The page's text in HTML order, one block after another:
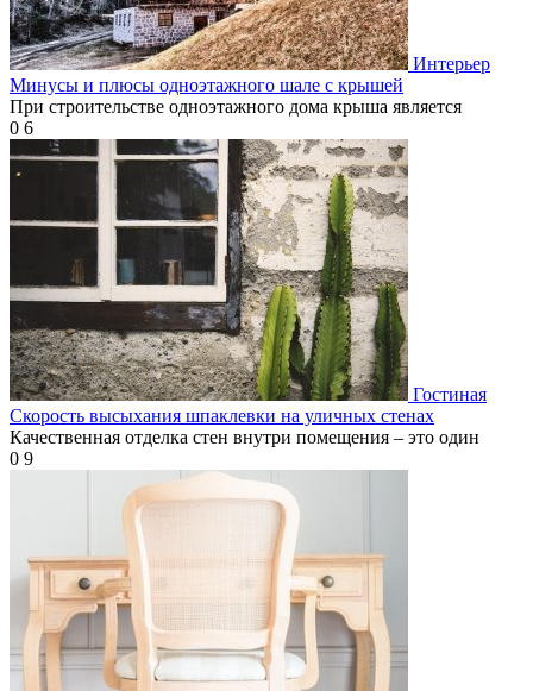
Интерьер
Минусы и плюсы одноэтажного шале с крышей
При строительстве одноэтажного дома крыша является
0 6
Гостиная
Скорость высыхания шпаклевки на уличных стенах
Качественная отделка стен внутри помещения – это один
0 9